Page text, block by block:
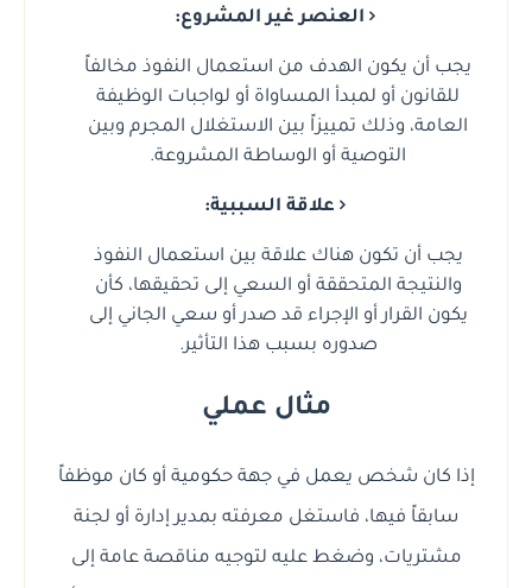
العنصر غير المشروع:
يجب أن يكون الهدف من استعمال النفوذ مخالفاً
للقانون أو لمبدأ المساواة أو لواجبات الوظيفة
العامة، وذلك تمييزاً بين الاستغلال المجرم وبين
التوصية أو الوساطة المشروعة.
علاقة السببية:
يجب أن تكون هناك علاقة بين استعمال النفوذ
والنتيجة المتحققة أو السعي إلى تحقيقها، كأن
يكون القرار أو الإجراء قد صدر أو سعي الجاني إلى
صدوره بسبب هذا التأثير.
مثال عملي
إذا كان شخص يعمل في جهة حكومية أو كان موظفاً
سابقاً فيها، فاستغل معرفته بمدير إدارة أو لجنة
مشتريات، وضغط عليه لتوجيه مناقصة عامة إلى